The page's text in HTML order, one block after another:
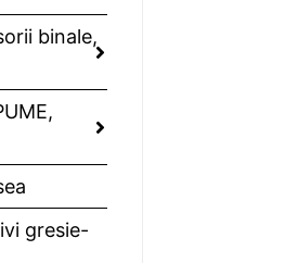
binale,
gresie-